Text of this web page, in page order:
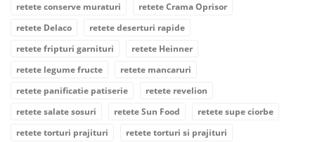
retete conserve muraturi
retete Crama Oprisor
retete Delaco
retete deserturi rapide
retete fripturi garnituri
retete Heinner
retete legume fructe
retete mancaruri
retete panificatie patiserie
retete revelion
retete salate sosuri
retete Sun Food
retete supe ciorbe
retete torturi prajituri
retete torturi si prajituri